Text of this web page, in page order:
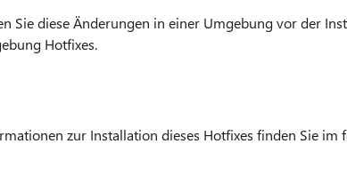
Sie diese Änderungen in einer Umgebung vor der
Hotfixes.
zur Installation dieses Hotfixes finden Sie